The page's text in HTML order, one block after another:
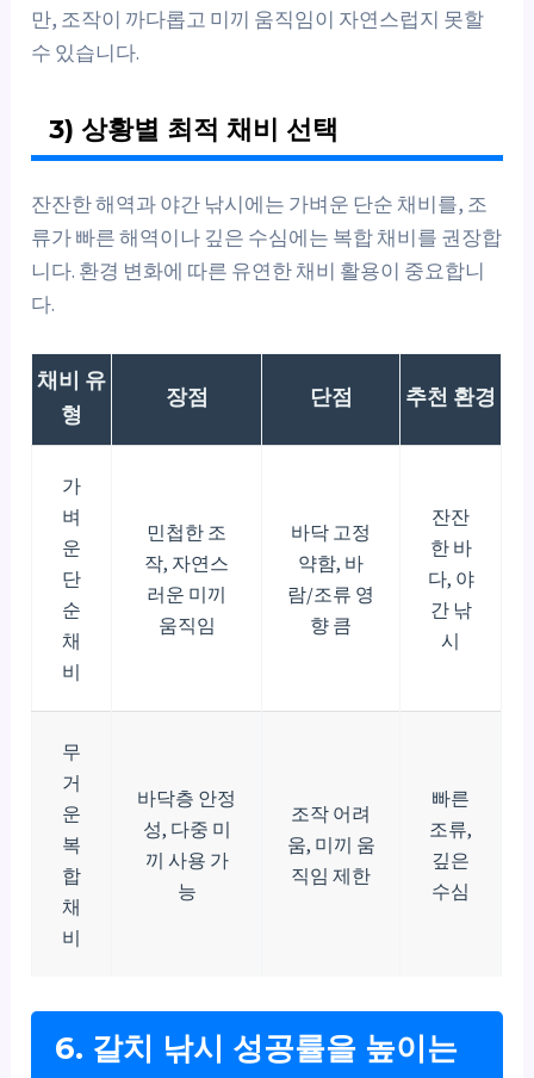
만, 조작이 까다롭고 미끼 움직임이 자연스럽지 못할
수 있습니다.
3) 상황별 최적 채비 선택
잔잔한 해역과 야간 낚시에는 가벼운 단순 채비를, 조
류가 빠른 해역이나 깊은 수심에는 복합 채비를 권장합
니다. 환경 변화에 따른 유연한 채비 활용이 중요합니
다.
채비 유
형
장점 단점 추천 환경
가
벼
운
단
순
채
비
민첩한 조
작, 자연스
러운 미끼
움직임
바닥 고정
약함, 바
람/조류 영
향 큼
잔잔
한 바
다, 야
간 낚
시
무
거
운
복
합
채
비
바닥층 안정
성, 다중 미
끼 사용 가
능
조작 어려
움, 미끼 움
직임 제한
빠른
조류,
깊은
수심
6. 갈치 낚시 성공률을 높이는